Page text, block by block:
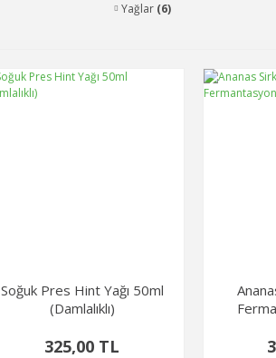
Yağlar (6)
Soğuk Pres Hint Yağı 50ml
(Damlalıklı)
325,00 TL